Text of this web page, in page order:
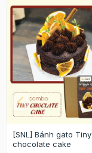
[SNL] Bánh gato Tiny
chocolate cake